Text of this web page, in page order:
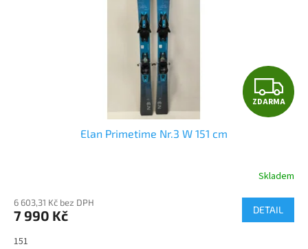
Z
D
R
M
A
ZDARMA
Elan Primetime Nr.3 W 151 cm
Skladem
6 603,31 Kč bez DPH
7 990 Kč DETAIL
151